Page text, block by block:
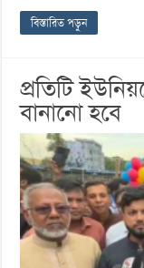
বিস্তারিত পড়ুন
প্রতিটি
বানানো হবে